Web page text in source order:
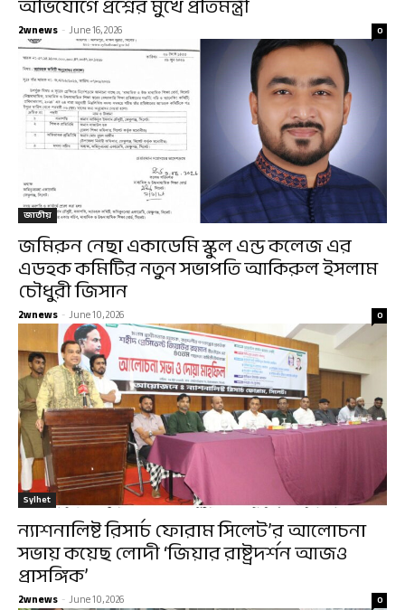
2wnews -June 16, 2026 0
জাতীয়
জমিরুন নেছা একাডেমি স্কুল এন্ড কলেজ এর
এডহক কমিটির নতুন সভাপতি আকিরুল ইসলাম
চৌধুরী জিসান
2wnews -June 10, 2026 0
Sylhet
ন্যাশনালিষ্ট রিসার্চ ফোরাম সিলেট’র আলোচনা
সভায় কয়েছ লোদী ‘জিয়ার রাষ্ট্রদর্শন আজও
প্রাসঙ্গিক’
2wnews -June 10, 2026 0